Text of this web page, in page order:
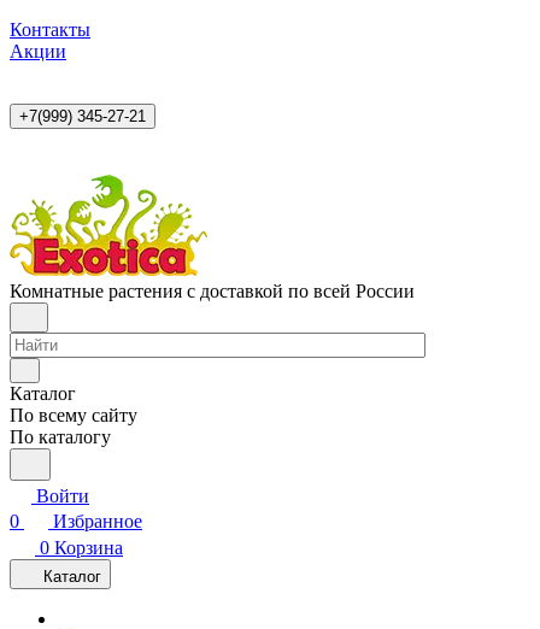
Контакты
Акции
+7(999) 345-27-21
Комнатные растения с доставкой по всей России
Каталог
По всему сайту
По каталогу
Войти
0
Избранное
0 Корзина
Каталог